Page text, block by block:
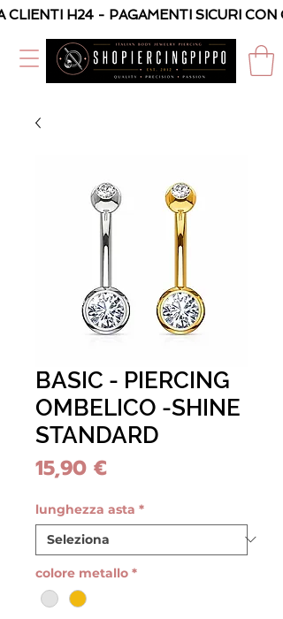
H24 - PAGAMENTI SICURI
BASIC - PIERCING
OMBELICO -SHINE
STANDARD
15,90 €Prezzo
lunghezza asta *
colore metallo *